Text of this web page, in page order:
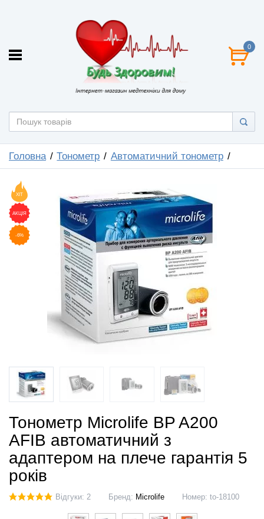
0
Головна Тонометр Автоматичний тонометр
ХІТ
АКЦІЯ
-6%
Тонометр Microlife BP A200
AFIB автоматичний з
адаптером на плече гарантія 5
років
Відгуки: 2 Бренд: Microlife Номер: to-18100